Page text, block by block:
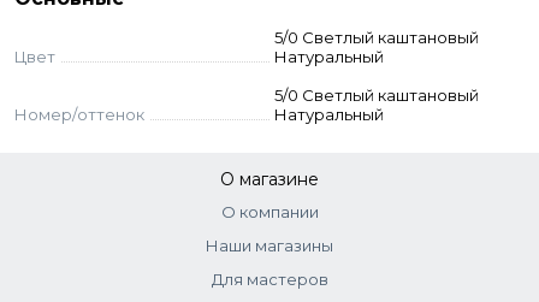
Суперосветление:
краситель + оксид 9–12% (пропорция
тонов — 9% оксид, до 3–4 тонов — 12% оксид.
Корректоры:
добавляются к основному оттенку - до 10%
стандартно. Корректоры самостоятельно не
Цвет
5/0 Светлый каштановый
Натуральный
Номер/оттенок
5/0 Светлый каштановый
Натуральный
О магазине
О компании
Наши магазины
Для мастеров